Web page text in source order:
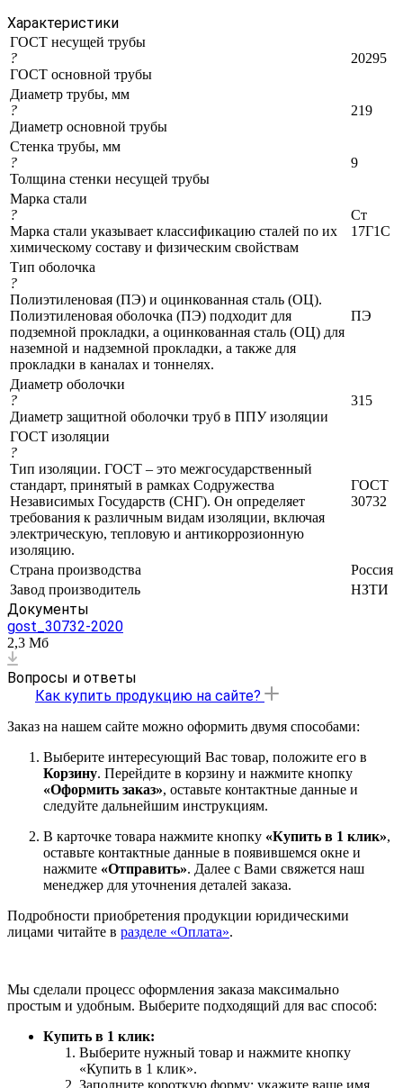
Характеристики
ГОСТ несущей трубы
?
ГОСТ основной трубы
20295
Диаметр трубы, мм
?
Диаметр основной трубы
219
Стенка трубы, мм
?
Толщина стенки несущей трубы
9
Марка стали
?
Марка стали указывает классификацию сталей по их
химическому составу и физическим свойствам
Ст
17Г1С
Тип оболочка
?
Полиэтиленовая (ПЭ) и оцинкованная сталь (ОЦ).
Полиэтиленовая оболочка (ПЭ) подходит для
подземной прокладки, а оцинкованная сталь (ОЦ) для
наземной и надземной прокладки, а также для
прокладки в каналах и тоннелях.
ПЭ
Диаметр оболочки
?
Диаметр защитной оболочки труб в ППУ изоляции
315
ГОСТ изоляции
?
Тип изоляции. ГОСТ – это межгосударственный
стандарт, принятый в рамках Содружества
Независимых Государств (СНГ). Он определяет
требования к различным видам изоляции, включая
электрическую, тепловую и антикоррозионную
изоляцию.
ГОСТ
30732
Страна производства
Россия
Завод производитель
НЗТИ
Документы
gost_30732-2020
2,3 Мб
Вопросы и ответы
Как купить продукцию на сайте?
Заказ на нашем сайте можно оформить двумя способами:
Выберите интересующий Вас товар, положите его в
Корзину. Перейдите в корзину и нажмите кнопку
«Оформить заказ», оставьте контактные данные и
следуйте дальнейшим инструкциям.
В карточке товара нажмите кнопку «Купить в 1 клик»,
оставьте контактные данные в появившемся окне и
нажмите «Отправить». Далее с Вами свяжется наш
менеджер для уточнения деталей заказа.
Подробности приобретения продукции юридическими
лицами читайте в разделе «Оплата».
Мы сделали процесс оформления заказа максимально
простым и удобным. Выберите подходящий для вас способ:
Купить в 1 клик:
Выберите нужный товар и нажмите кнопку
«Купить в 1 клик».
Заполните короткую форму: укажите ваше имя,